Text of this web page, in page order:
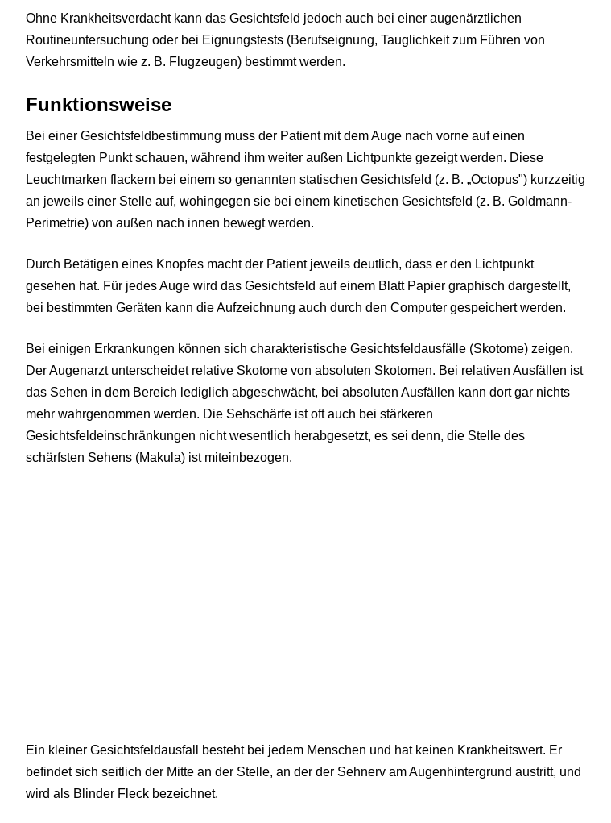
Ohne Krankheitsverdacht kann das Gesichtsfeld jedoch auch bei einer augenärztlichen
Routineuntersuchung oder bei Eignungstests (Berufseignung, Tauglichkeit zum Führen von
Verkehrsmitteln wie z. B. Flugzeugen) bestimmt werden.
Funktionsweise
Bei einer Gesichtsfeldbestimmung muss der Patient mit dem Auge nach vorne auf einen
festgelegten Punkt schauen, während ihm weiter außen Lichtpunkte gezeigt werden. Diese
Leuchtmarken flackern bei einem so genannten statischen Gesichtsfeld (z. B. „Octopus") kurzzeitig
an jeweils einer Stelle auf, wohingegen sie bei einem kinetischen Gesichtsfeld (z. B. Goldmann-
Perimetrie) von außen nach innen bewegt werden.
Durch Betätigen eines Knopfes macht der Patient jeweils deutlich, dass er den Lichtpunkt
gesehen hat. Für jedes Auge wird das Gesichtsfeld auf einem Blatt Papier graphisch dargestellt,
bei bestimmten Geräten kann die Aufzeichnung auch durch den Computer gespeichert werden.
Bei einigen Erkrankungen können sich charakteristische Gesichtsfeldausfälle (Skotome) zeigen.
Der Augenarzt unterscheidet relative Skotome von absoluten Skotomen. Bei relativen Ausfällen ist
das Sehen in dem Bereich lediglich abgeschwächt, bei absoluten Ausfällen kann dort gar nichts
mehr wahrgenommen werden. Die Sehschärfe ist oft auch bei stärkeren
Gesichtsfeldeinschränkungen nicht wesentlich herabgesetzt, es sei denn, die Stelle des
schärfsten Sehens (Makula) ist miteinbezogen.
Ein kleiner Gesichtsfeldausfall besteht bei jedem Menschen und hat keinen Krankheitswert. Er
befindet sich seitlich der Mitte an der Stelle, an der der Sehnerv am Augenhintergrund austritt, und
wird als Blinder Fleck bezeichnet.